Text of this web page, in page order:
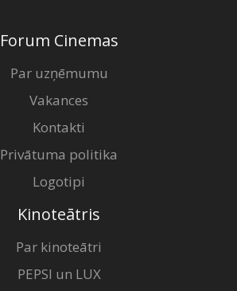
Forum Cinemas
Par uzņēmumu
Vakances
Kontakti
Privātuma politika
Logotipi
Kinoteātris
Par kinoteātri
PEPSI un LUX